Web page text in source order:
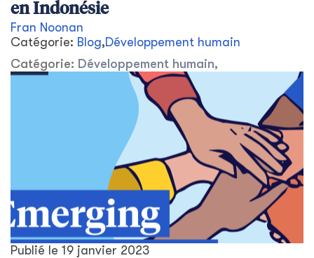
en Indonésie
Fran Noonan
Catégorie: Blog,Développement humain
Catégorie: Développement humain,
Publié le 19 janvier 2023